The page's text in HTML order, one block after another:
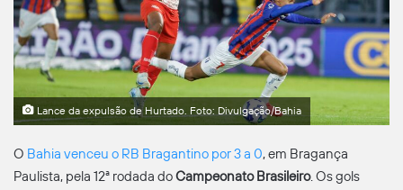
Lance da expulsão de Hurtado. Foto: Divulgação/Bahia
O Bahia venceu o RB Bragantino por 3 a 0, em Bragança
Paulista, pela 12ª rodada doCampeonato Brasileiro. Os gols